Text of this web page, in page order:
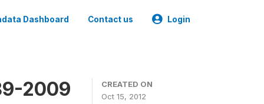
Dashboard Contact us Login
2009
CREATED ON
Oct 15, 2012